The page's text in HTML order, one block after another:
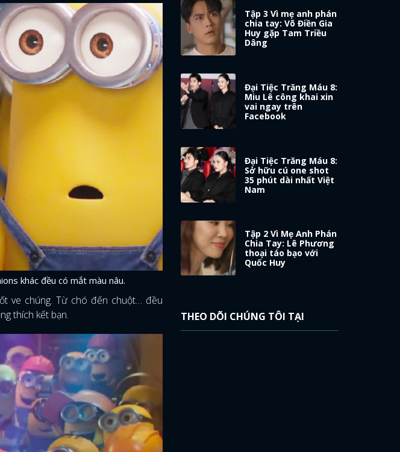
GOOGLE
khác đều có mắt màu nâu.
ve chúng. Từ chó đến chuột… đều
thích kết bạn.
Tập 3 Vì mẹ anh phán
chia tay: Võ Điền Gia
Huy gặp Tam Triều
Dâng
Đại Tiệc Trăng Máu 8:
Miu Lê công khai xin
vai ngay trên
Facebook
Đại Tiệc Trăng Máu 8:
Sở hữu cú one shot
35 phút dài nhất Việt
Nam
Tập 2 Vì Mẹ Anh Phán
Chia Tay: Lê Phương
thoại táo bạo với
Quốc Huy
THEO DÕI CHÚNG TÔI TẠI